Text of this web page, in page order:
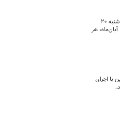
غرفه کانون پرورش فکری کودکان و نوجوانان استان اردبیل در بخش فرهنگی نمایشگاه «روایت روشنایی» عصر روز سه‌شنبه ۲۰
آبان‌ماه ۱۴۰۴ در محل دائمی نمایشگاه‌های استان اردبیل آغاز به فعالیت کرد. نمایشگاه «روایت روشنایی» از ۲۰ تا ۲۳ آبان‌ماه، هر
با اجرای